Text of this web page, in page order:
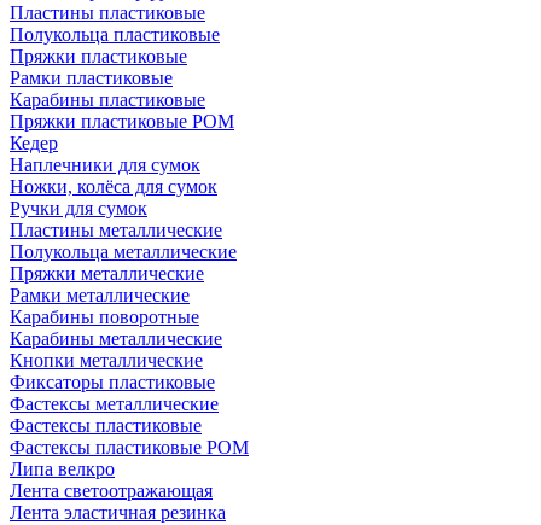
Пластины пластиковые
Полукольца пластиковые
Пряжки пластиковые
Рамки пластиковые
Карабины пластиковые
Пряжки пластиковые РОМ
Кедер
Наплечники для сумок
Ножки, колёса для сумок
Ручки для сумок
Пластины металлические
Полукольца металлические
Пряжки металлические
Рамки металлические
Карабины поворотные
Карабины металлические
Кнопки металлические
Фиксаторы пластиковые
Фастексы металлические
Фастексы пластиковые
Фастексы пластиковые POM
Липа велкро
Лента светоотражающая
Лента эластичная резинка